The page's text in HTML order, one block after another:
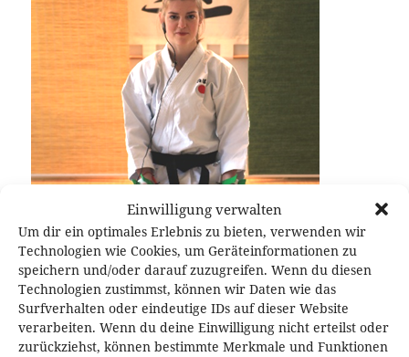
Einwilligung verwalten
Um dir ein optimales Erlebnis zu bieten, verwenden wir
Technologien wie Cookies, um Geräteinformationen zu
speichern und/oder darauf zuzugreifen. Wenn du diesen
Technologien zustimmst, können wir Daten wie das
Surfverhalten oder eindeutige IDs auf dieser Website
verarbeiten. Wenn du deine Einwilligung nicht erteilst oder
zurückziehst, können bestimmte Merkmale und Funktionen